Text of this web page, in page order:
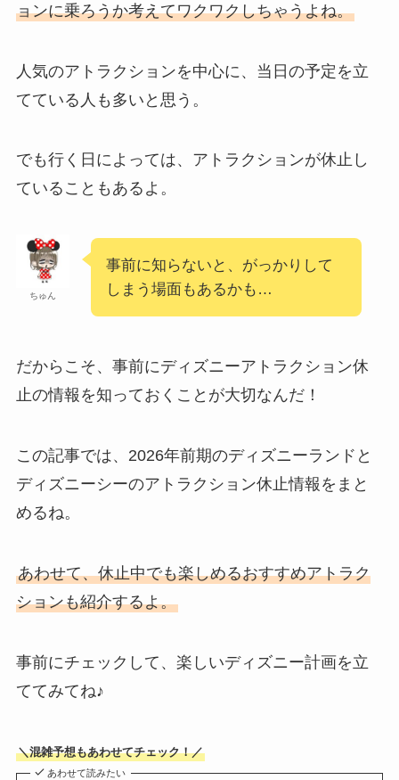
ョンに乗ろうか考えてワクワクしちゃうよね。
人気のアトラクションを中心に、当日の予定を立
てている人も多いと思う。
でも行く日によっては、アトラクションが休止し
ていることもあるよ。
ちゅん
事前に知らないと、がっかりして
しまう場面もあるかも…
だからこそ、事前にディズニーアトラクション休
止の情報を知っておくことが大切なんだ！
この記事では、2026年前期のディズニーランドと
ディズニーシーのアトラクション休止情報をまと
めるね。
あわせて、休止中でも楽しめるおすすめアトラク
ションも紹介するよ。
事前にチェックして、楽しいディズニー計画を立
ててみてね♪
＼混雑予想もあわせてチェック！／
あわせて読みたい